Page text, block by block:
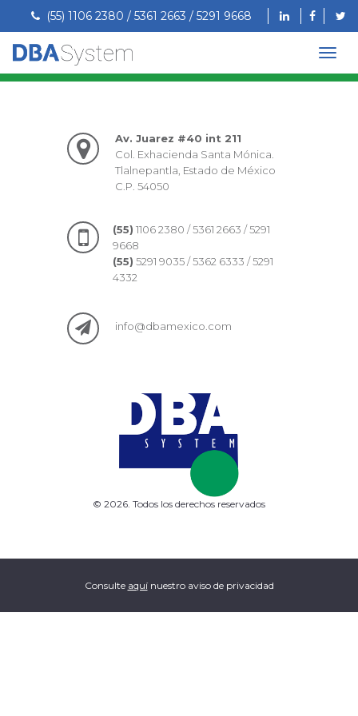
(55) 1106 2380 / 5361 2663 / 5291 9668
Av. Juarez #40 int 211
Col. Exhacienda Santa Mónica.
Tlalnepantla, Estado de México
C.P. 54050
(55) 1106 2380 / 5361 2663 / 5291
9668
(55) 5291 9035 / 5362 6333 / 5291
4332
info@dbamexico.com
© 2026. Todos los derechos reservados
Consulte aquínuestro aviso de privacidad